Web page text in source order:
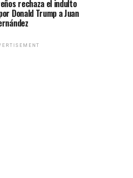
rechaza el indulto
Donald Trump a Juan